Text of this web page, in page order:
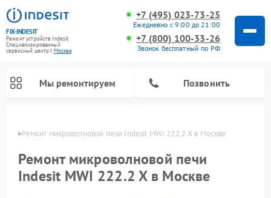
FIX-INDESIT
Ремонт устройств Indesit
Специализированный
cервисный центр г.Москва
+7 (495) 023-73-25
Ежедневно с 9:00 до 21:00
+7 (800) 100-33-26
Звонок бесплатный по РФ
Мы ремонтируем Позвонить
Ремонт микроволновой печи Indesit MWI 222.2 X в Москве
Ремонт микроволновой печи
Indesit MWI 222.2 X в Москве